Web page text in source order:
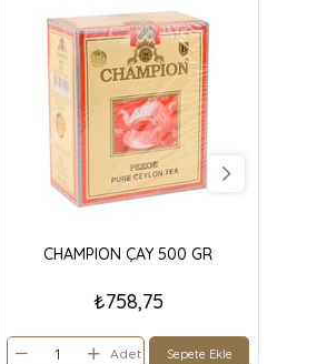
CHAMPION ÇAY 500 GR
₺758,75
Adet Sepete Ekle